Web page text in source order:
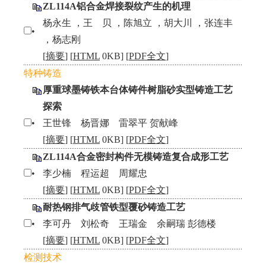
ZL114A铝合金焊接裂纹产生的机理
•
杨永生 ，王 贝 ，陈旭立 ，胡大川 ，张连丰
，杨志刚
[摘要] [HTML 0KB] [PDF全文]
特种铸造
厚重球墨铸铁本台体铸件树脂砂实型铸造工艺
探索
•
王世锋 杨晋娜 雷翠平 贺献峰
[摘要] [HTML 0KB] [PDF全文]
ZL114A合金密封构件无模铸造复合成形工艺
•
李少楠 程运超 周耀忠
[摘要] [HTML 0KB] [PDF全文]
耐热钢排气歧管铁型覆砂铸造工艺
•
李可丹 刘松奇 王瑞金 余嗣瑞 彭德楼
[摘要] [HTML 0KB] [PDF全文]
检测技术